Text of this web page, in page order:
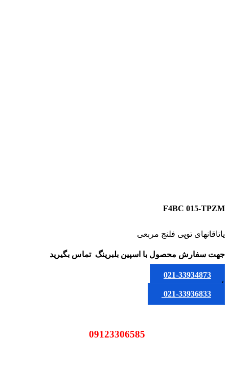
F4BC 015-TPZM
یاتاقانهای توپی فلنج مربعی
جهت سفارش محصول با اسپین بلبرینگ تماس بگیرید
021-33934873
یا
021-33936833